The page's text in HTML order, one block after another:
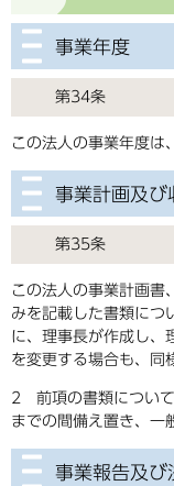
事業年度
第34条
この法人の事業年度は
事業計画及び
第35条
この法人の事業計画書
みを記載した書類につ
に、理事長が作成し、
を変更する場合も、同
2 前項の書類について
までの間備え置き、一
事業報告及び